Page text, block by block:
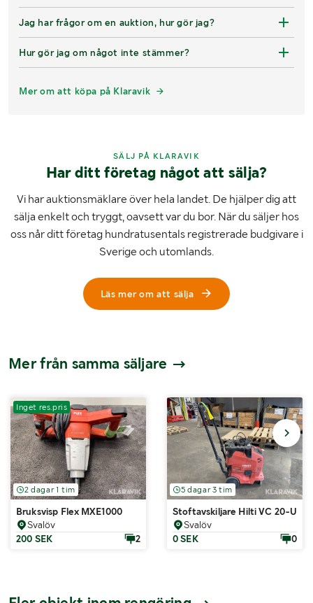
Jag har frågor om en auktion, hur gör jag?
Hur gör jag om något inte stämmer?
Mer om att köpa på Klaravik
SÄLJ PÅ KLARAVIK
Har ditt företag något att sälja?
Vi har auktionsmäklare över hela landet. De hjälper dig att
sälja enkelt och tryggt, oavsett var du bor. När du säljer hos
oss når ditt företag hundratusentals registrerade budgivare i
Sverige och utomlands.
Läs mer om att sälja
Mer från samma säljare
Inget res.pris
2 dagar 1 tim
Bruksvisp Flex MXE1000
Svalöv
200 SEK
2
5 dagar 3 tim
Stoftavskiljare Hilti VC 20-UM-
Svalöv
0 SEK
0